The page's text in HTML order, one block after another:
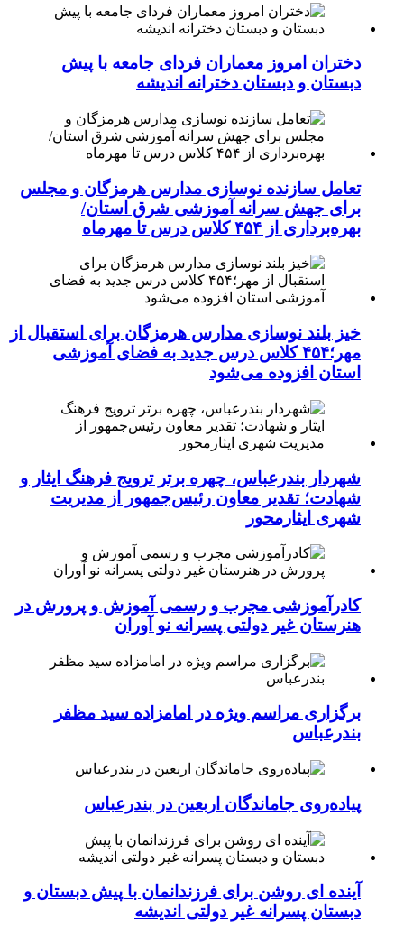
دختران امروز معماران فردای جامعه با پیش
دبستان و دبستان دخترانه اندیشه
تعامل سازنده نوسازی مدارس هرمزگان و مجلس
برای جهش سرانه آموزشی شرق استان/
بهره‌برداری از ۴۵۴ کلاس درس تا مهرماه
خیز بلند نوسازی مدارس هرمزگان برای استقبال از
مهر؛۴۵۴ کلاس درس جدید به فضای آموزشی
استان افزوده می‌شود
شهردار بندرعباس، چهره برتر ترویج فرهنگ ایثار و
شهادت؛ تقدیر معاون رئیس‌جمهور از مدیریت
شهری ایثارمحور
کادرآموزشی مجرب و رسمی آموزش و پرورش در
هنرستان غیر دولتی پسرانه نو آوران
برگزاری مراسم ویژه در امامزاده سید مظفر
بندرعباس
پیاده‌روی جاماندگان اربعین در بندرعباس
آینده ای روشن برای فرزندانمان با پیش دبستان و
دبستان پسرانه غیر دولتی اندیشه